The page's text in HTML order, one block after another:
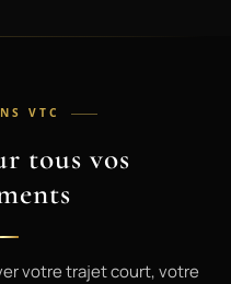
VTC
tous vos
votre trajet court, votre